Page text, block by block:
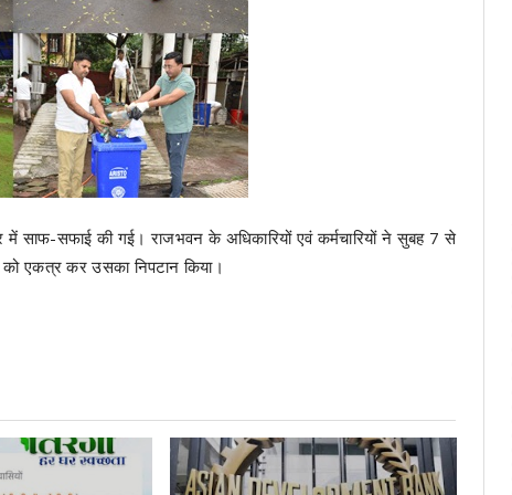
साफ-सफाई की गई। राजभवन के अधिकारियों एवं कर्मचारियों ने सुबह 7 से
एकत्र कर उसका निपटान किया।